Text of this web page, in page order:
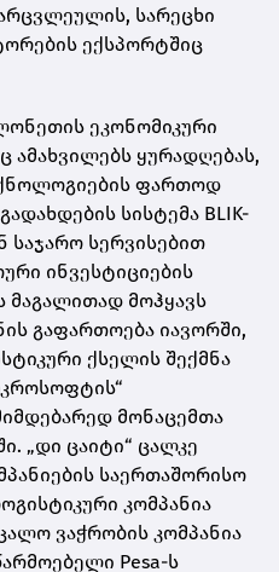
სარეცხი
ექსპორტშიც
ეკონომიკური
ამახვილებს ყურადღებას,
ფართოდ
სისტემა BLIK-
საჯარო სერვისებით
ინვესტიციების
მაგალითად მოჰყავს
გაფართოება იავორში,
ქსელის შექმნა
მონაცემთა
„დი ცაიტი“ ცალკე
საერთაშორისო
კომპანია
ვაჭრობის კომპანია
Pesa-ს